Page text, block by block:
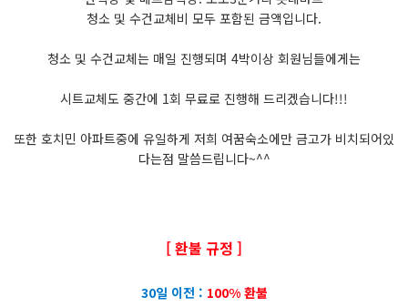
청소 및 수건교체비 모두 포함된 금액입니다.
청소 및 수건교체는 매일 진행되며 4박이상 회원님들에게는
시트교체도 중간에 1회 무료로 진행해 드리겠습니다!!!
또한 호치민 아파트중에 유일하게 저희 여꿈숙소에만 금고가 비치되어있
다는점 말씀드립니다~^^
[ 환불 규정 ]
30일 이전 : 100% 환불